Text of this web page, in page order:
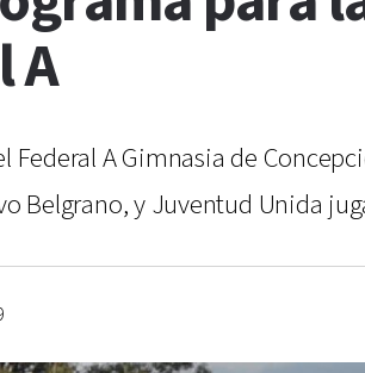
A
Federal A Gimnasia de
Belgrano, y Juventud Unida